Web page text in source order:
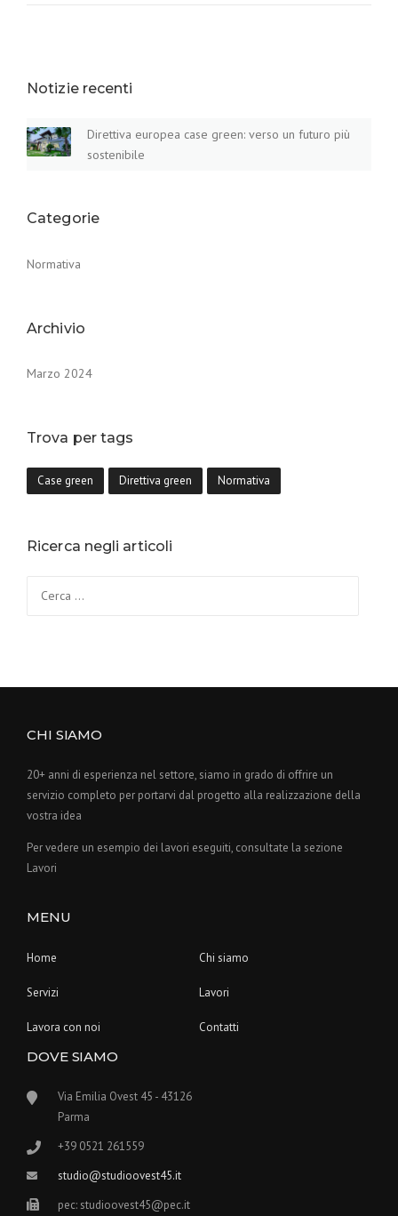
Notizie recenti
Direttiva europea case green: verso un futuro più
sostenibile
Categorie
Normativa
Archivio
Marzo 2024
Trova per tags
Case green Direttiva green Normativa
Ricerca negli articoli
CHI SIAMO
20+ anni di esperienza nel settore, siamo in grado di offrire un
servizio completo per portarvi dal progetto alla realizzazione della
vostra idea
Per vedere un esempio dei lavori eseguiti, consultate la sezione
Lavori
MENU
Home Chi siamo
Servizi Lavori
Lavora con noi Contatti
DOVE SIAMO
Via Emilia Ovest 45 - 43126
Parma
+39 0521 261559
studio@studioovest45.it
pec: studioovest45@pec.it